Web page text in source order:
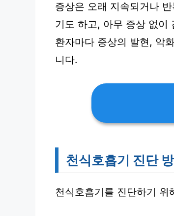
증상은 오래 지속되거나
기도 하고, 아무 증상 없이
환자마다 증상의 발현, 악
니다.
천식호흡기 진단
천식호흡기를 진단하기 위